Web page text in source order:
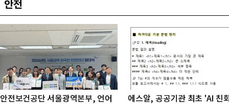
안전
안전보건공단 서울광역본부, 언어
에스알, 공공기관 최초 'AI 친